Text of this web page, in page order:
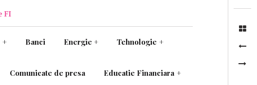
FI
+ Banci Energie + Tehnologie +
Comunicate de presa Educatie Financiara +